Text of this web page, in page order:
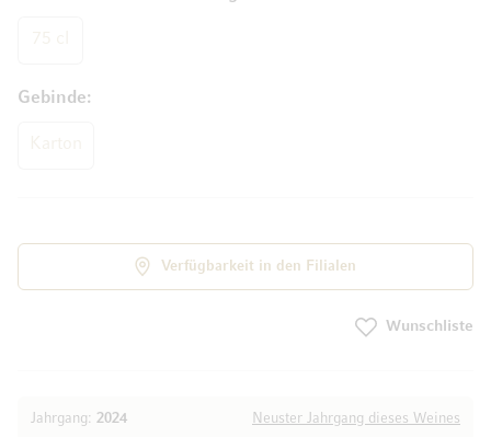
Jahrgang: 2024 Neuster Jahrgang dieses Weines
Gebinde
Verfügbarkeit in den Filialen
Wunschliste